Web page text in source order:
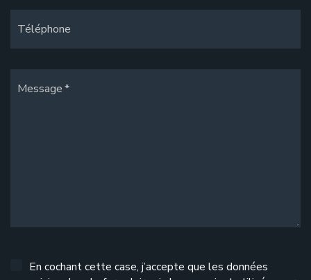
Téléphone
Message
En cochant cette case, j’accepte que les données